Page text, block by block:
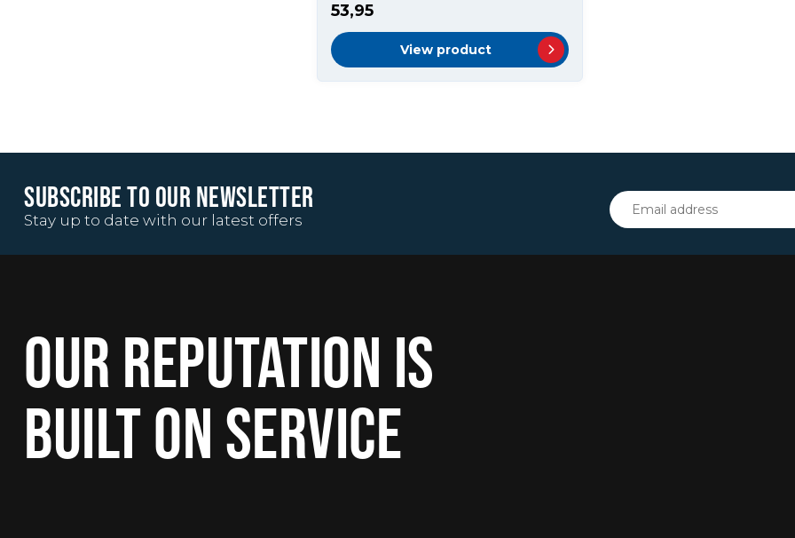
53,95
View product
SUBSCRIBE TO OUR NEWSLETTER
Stay up to date with our latest offers
OUR REPUTATION IS
BUILT ON SERVICE